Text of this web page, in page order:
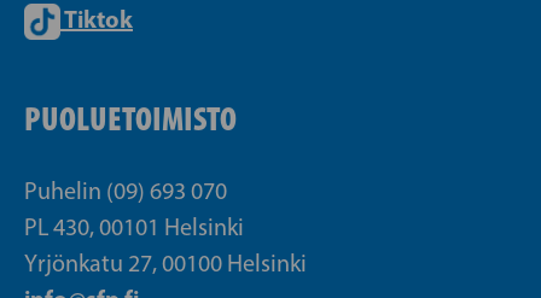
Tiktok
PUOLUETOIMISTO
Puhelin (09) 693 070
PL 430, 00101 Helsinki
Yrjönkatu 27, 00100 Helsinki